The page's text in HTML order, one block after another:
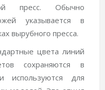
пресс. Обычно
указывается в
вырубного пресса.
цвета линий
сохраняются в
используются для